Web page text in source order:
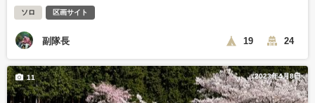
ソロ 区画サイト
副隊長 19 24
2023年4月8日
11